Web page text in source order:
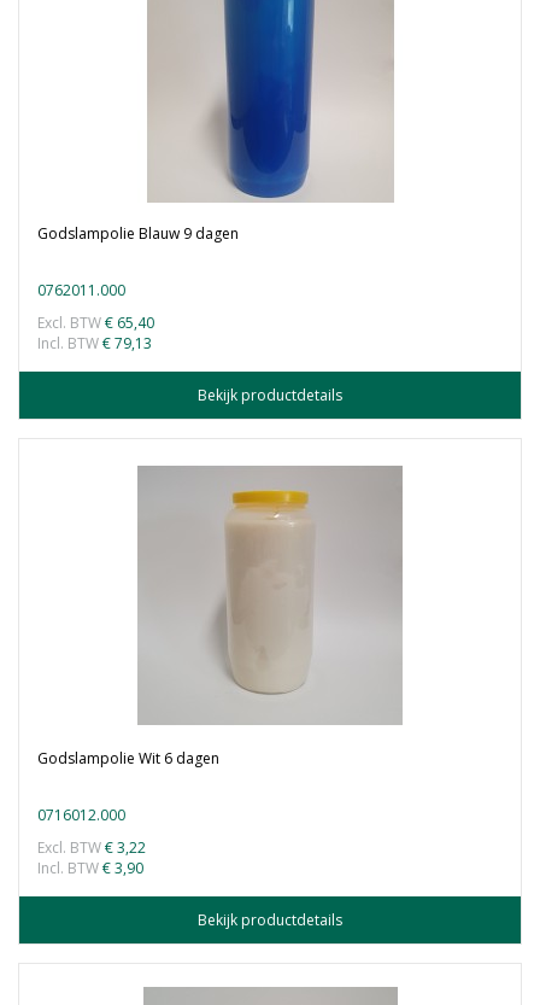
Godslampolie Blauw 9 dagen
0762011.000
Excl. BTW€ 65,40
Incl. BTW€ 79,13
Bekijk productdetails
Godslampolie Wit 6 dagen
0716012.000
Excl. BTW€ 3,22
Incl. BTW€ 3,90
Bekijk productdetails